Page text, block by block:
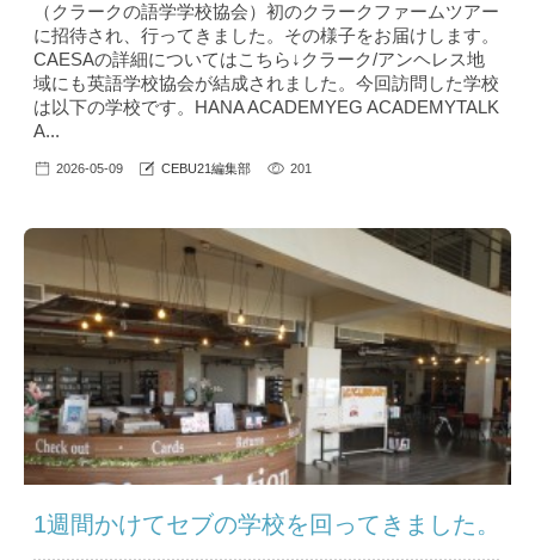
（クラークの語学学校協会）初のクラークファームツアー
に招待され、行ってきました。その様子をお届けします。
CAESAの詳細についてはこちら↓クラーク/アンヘレス地
域にも英語学校協会が結成されました。今回訪問した学校
は以下の学校です。HANA ACADEMYEG ACADEMYTALK
A...
2026-05-09 CEBU21編集部 201
1週間かけてセブの学校を回ってきました。